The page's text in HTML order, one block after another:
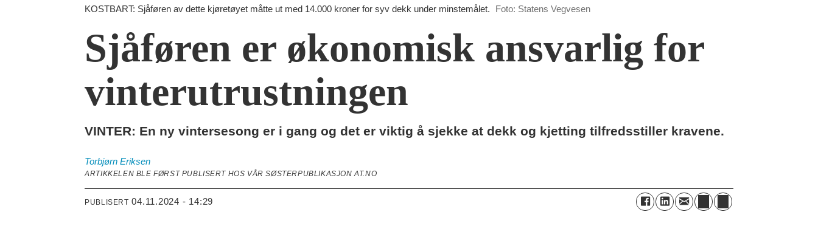
KOSTBART: Sjåføren av dette kjøretøyet måtte ut med 14.000 kroner for syv dekk under minstemålet. Foto: Statens Vegvesen
Sjåføren er økonomisk ansvarlig for
vinterutrustningen
VINTER: En ny vintersesong er i gang og det er viktig å sjekke at dekk og kjetting tilfredsstiller kravene.
Torbjørn Eriksen
ARTIKKELEN BLE FØRST PUBLISERT HOS VÅR SØSTERPUBLIKASJON AT.NO
PUBLISERT 04.11.2024 - 14:29